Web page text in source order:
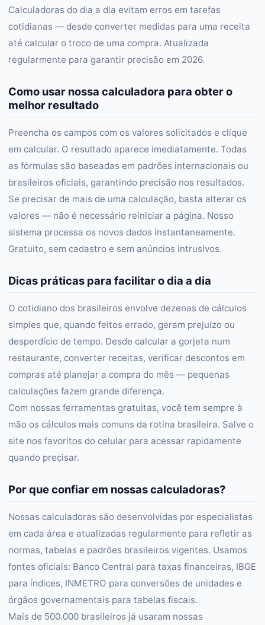
Calculadoras do dia a dia evitam erros em tarefas
cotidianas — desde converter medidas para uma receita
até calcular o troco de uma compra. Atualizada
regularmente para garantir precisão em 2026.
Como usar nossa calculadora para obter o
melhor resultado
Preencha os campos com os valores solicitados e clique
em calcular. O resultado aparece imediatamente. Todas
as fórmulas são baseadas em padrões internacionais ou
brasileiros oficiais, garantindo precisão nos resultados.
Se precisar de mais de uma calculação, basta alterar os
valores — não é necessário reiniciar a página. Nosso
sistema processa os novos dados instantaneamente.
Gratuito, sem cadastro e sem anúncios intrusivos.
Dicas práticas para facilitar o dia a dia
O cotidiano dos brasileiros envolve dezenas de cálculos
simples que, quando feitos errado, geram prejuízo ou
desperdício de tempo. Desde calcular a gorjeta num
restaurante, converter receitas, verificar descontos em
compras até planejar a compra do mês — pequenas
calculações fazem grande diferença.
Com nossas ferramentas gratuitas, você tem sempre à
mão os cálculos mais comuns da rotina brasileira. Salve o
site nos favoritos do celular para acessar rapidamente
quando precisar.
Por que confiar em nossas calculadoras?
Nossas calculadoras são desenvolvidas por especialistas
em cada área e atualizadas regularmente para refletir as
normas, tabelas e padrões brasileiros vigentes. Usamos
fontes oficiais: Banco Central para taxas financeiras, IBGE
para índices, INMETRO para conversões de unidades e
órgãos governamentais para tabelas fiscais.
Mais de 500.000 brasileiros já usaram nossas